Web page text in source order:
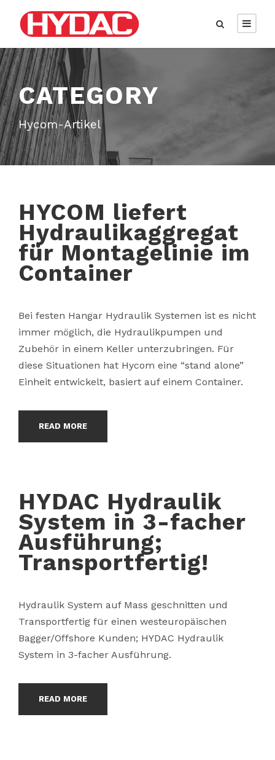
CATEGORY
Hycom-Artikel
HYCOM liefert
Hydraulikaggregat
für Montagelinie im
Container
Bei festen Hangar Hydraulik Systemen ist es nicht
immer möglich, die Hydraulikpumpen und
Zubehör in einem Keller unterzubringen. Für
diese Situationen hat Hycom eine “stand alone”
Einheit entwickelt, basiert auf einem Container.
READ MORE
HYDAC Hydraulik
System in 3-facher
Ausführung;
Transportfertig!
Hydraulik System auf Mass geschnitten und
Transportfertig für einen westeuropäischen
Bagger/Offshore Kunden; HYDAC Hydraulik
System in 3-facher Ausführung.
READ MORE